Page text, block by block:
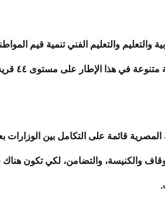
والتعليم والتعليم الفني تنمية قيم
قائمة على التكامل بين الوزارات
والكنيسة، والتضامن، لكي تكون